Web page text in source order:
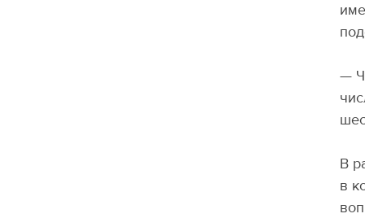
—
В
в